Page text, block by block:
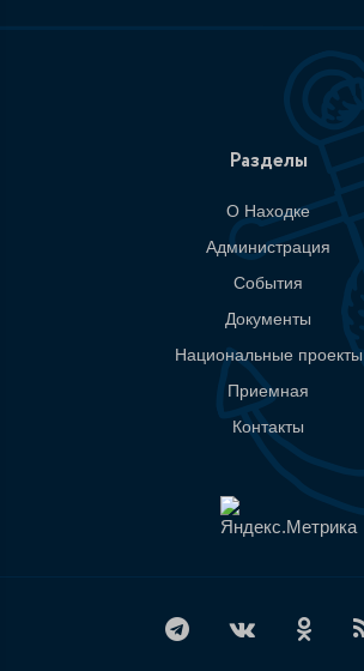
Разделы
О Находке
Администрация
События
Документы
Национальные проекты
Приемная
Контакты